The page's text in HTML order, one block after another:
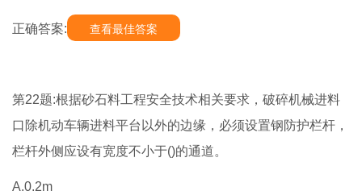
正确答案: 查看最佳答案
第22题:根据砂石料工程安全技术相关要求，破碎机械进料
口除机动车辆进料平台以外的边缘，必须设置钢防护栏杆，
栏杆外侧应设有宽度不小于()的通道。
A.0.2m